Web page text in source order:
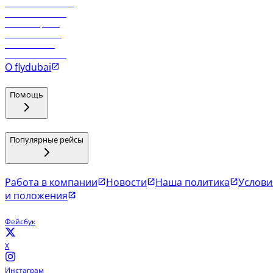
О flydubai
Помощь
Популярные рейсы
Работа в компании Новости Наша политика
и положения
Фейсбук
X
Инстаграм